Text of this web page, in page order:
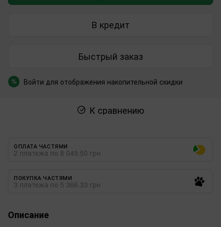
В кредит
Быстрый заказ
% Войти для отображения накопительной скидки
К сравнению
ОПЛАТА ЧАСТЯМИ
2 платежа по 8 049.50 грн
ПОКУПКА ЧАСТЯМИ
3 платежа по 5 366.33 грн
Описание